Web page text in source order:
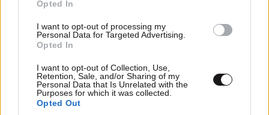
Opted In
I want to opt-out of processing my
Personal Data for Targeted Advertising.
Opted In
I want to opt-out of Collection, Use,
Retention, Sale, and/or Sharing of my
Personal Data that Is Unrelated with the
Purposes for which it was collected.
Opted Out
LIFESTYLE08·08·2026 09:01
Νία Βαρντάλος – Σπύρος Κατσαγάνης: Μια